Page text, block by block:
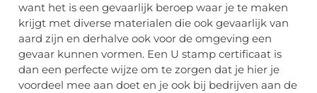
want het is een gevaarlijk beroep waar je te maken
krijgt met diverse materialen die ook gevaarlijk van
aard zijn en derhalve ook voor de omgeving een
gevaar kunnen vormen. Een U stamp certificaat is
dan een perfecte wijze om te zorgen dat je hier je
voordeel mee aan doet en je ook bij bedrijven aan de